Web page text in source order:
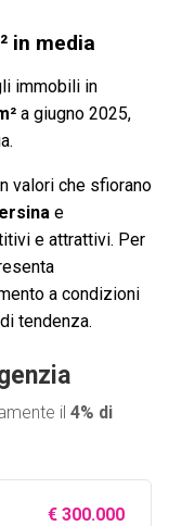
in media
immobili in
a giugno 2025,
valori che sfiorano
e
e attrattivi. Per
a condizioni
tendenza.
il 4% di
€ 300.000